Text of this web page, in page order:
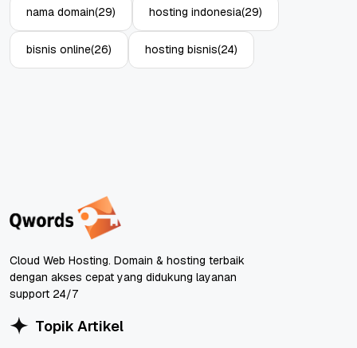
nama domain(29) hosting indonesia(29)
bisnis online(26) hosting bisnis(24)
Cloud Web Hosting. Domain & hosting terbaik
dengan akses cepat yang didukung layanan
support 24/7
Topik Artikel